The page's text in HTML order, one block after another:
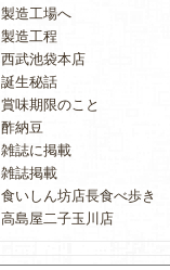
製造工場へ
製造工程
西武池袋本店
誕生秘話
賞味期限のこと
酢納豆
雑誌に掲載
雑誌掲載
食いしん坊店長食べ歩き
高島屋二子玉川店